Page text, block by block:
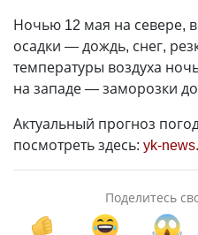
Ночью 12 мая на севере,
осадки — дождь, снег,
температуры воздуха
на западе — заморозки
Актуальный прогноз
посмотреть здесь: yk-
Поделитесь